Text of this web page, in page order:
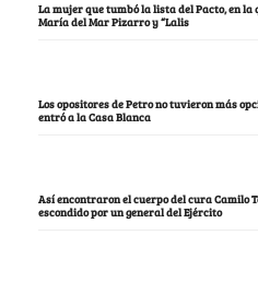
La mujer que tumbó la lista del Pacto, en
María del Mar Pizarro y “Lalis
Los opositores de Petro no tuvieron más
entró a la Casa Blanca
Así encontraron el cuerpo del cura Camilo
escondido por un general del Ejército